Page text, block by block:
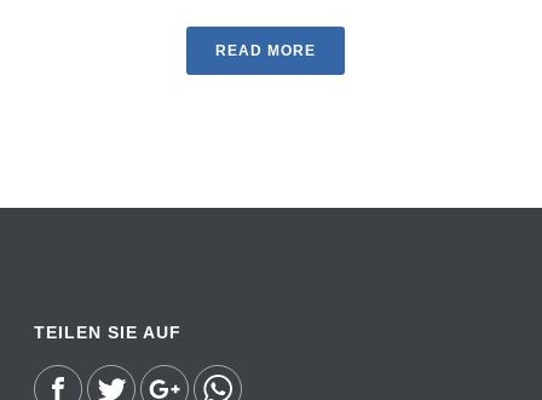
READ MORE
TEILEN SIE AUF